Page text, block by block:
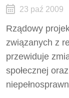
23 paź 2009
Rządowy
związanych z
przewiduje
społecznej